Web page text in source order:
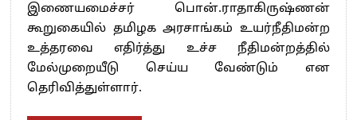
இணையமைச்சர் பொன்.ராதாகிருஷ்ணன்
கூறுகையில் தமிழக அரசாங்கம் உயர்நீதிமன்ற
உத்தரவை எதிர்த்து உச்ச நீதிமன்றத்தில்
மேல்முறையீடு செய்ய வேண்டும் என
தெரிவித்துள்ளார்.